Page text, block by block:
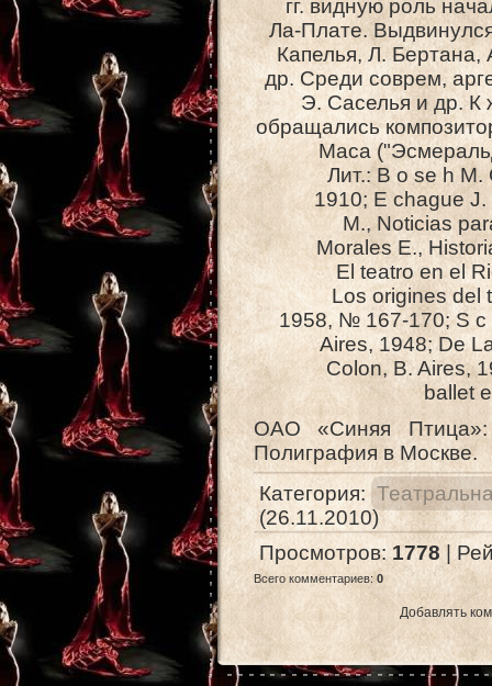
гг. видную роль
Ла-Плате.
Капелья, Л.
др. Среди соврем,
Э. Саселья и др. К
обращались
Maca
Лит.: В о se h М.
1910; E chague J.
М., Noticias
Morales E.,
El teatro en el
Los origines del
1958, № 167-170; S с
Aires, 1948; De
Colon, B. Aires,
ballet
ОАО «Синяя
Полиграфия в Москве.
Категория:
(26.11.2010)
Просмотров: 1778|
Всего комментариев: 0
Добавлять